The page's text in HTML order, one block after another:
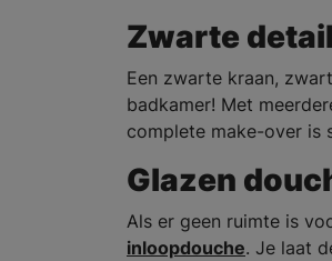
Zwarte
Een zwarte kraan,
badkamer! Met
complete make-over is
Glazen
Als er geen ruimte is
inloopdouche. Je laat